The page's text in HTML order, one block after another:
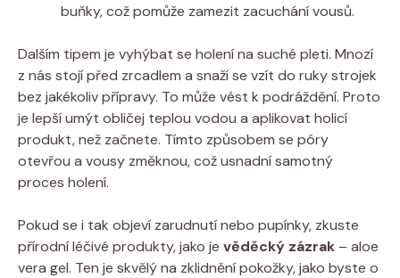
buňky, což pomůže zamezit zacuchání vousů.
Dalším tipem je vyhýbat se holení na suché pleti. Mnozí
z nás stojí před zrcadlem a snaží se vzít do ruky strojek
bez jakékoliv přípravy. To může vést k podráždění. Proto
je lepší umýt obličej teplou vodou a aplikovat holicí
produkt, než začnete. Tímto způsobem se póry
otevřou a vousy změknou, což usnadní samotný
proces holení.
Pokud se i tak objeví zarudnutí nebo pupínky, zkuste
přírodní léčivé produkty, jako je věděcký zázrak – aloe
vera gel. Ten je skvělý na zklidnění pokožky, jako byste o